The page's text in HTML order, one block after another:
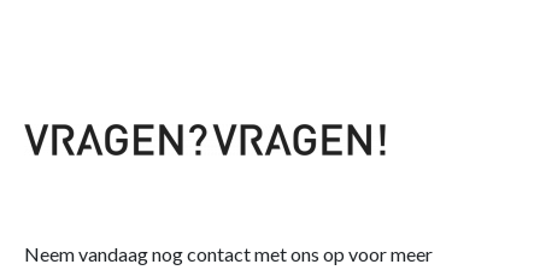
Neem vandaag nog contact met ons op voor meer